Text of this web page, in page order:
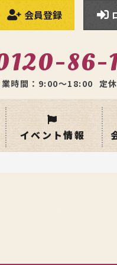
会員登録
86-
時間：9:00〜18:00 定
イベント情報